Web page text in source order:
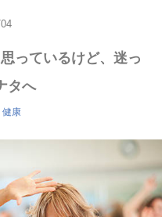
っているけど、迷っ
タへ
健康